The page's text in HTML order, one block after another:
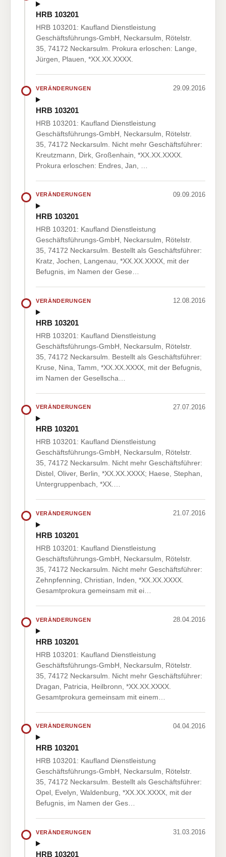
HRB 103201
HRB 103201: Kaufland Dienstleistung
Geschäftsführungs-GmbH, Neckarsulm, Rötelstr.
35, 74172 Neckarsulm. Prokura erloschen: Lange,
Jürgen, Plauen, *XX.XX.XXXX.
VERÄNDERUNGEN 29.09.2016
HRB 103201
HRB 103201: Kaufland Dienstleistung
Geschäftsführungs-GmbH, Neckarsulm, Rötelstr.
35, 74172 Neckarsulm. Nicht mehr Geschäftsführer:
Kreutzmann, Dirk, Großenhain, *XX.XX.XXXX.
Prokura erloschen: Endres, Jan, …
VERÄNDERUNGEN 09.09.2016
HRB 103201
HRB 103201: Kaufland Dienstleistung
Geschäftsführungs-GmbH, Neckarsulm, Rötelstr.
35, 74172 Neckarsulm. Bestellt als Geschäftsführer:
Kratz, Jochen, Langenau, *XX.XX.XXXX, mit der
Befugnis, im Namen der Gese…
VERÄNDERUNGEN 12.08.2016
HRB 103201
HRB 103201: Kaufland Dienstleistung
Geschäftsführungs-GmbH, Neckarsulm, Rötelstr.
35, 74172 Neckarsulm. Bestellt als Geschäftsführer:
Kruse, Nina, Tamm, *XX.XX.XXXX, mit der Befugnis,
im Namen der Gesellscha…
VERÄNDERUNGEN 27.07.2016
HRB 103201
HRB 103201: Kaufland Dienstleistung
Geschäftsführungs-GmbH, Neckarsulm, Rötelstr.
35, 74172 Neckarsulm. Nicht mehr Geschäftsführer:
Distel, Oliver, Berlin, *XX.XX.XXXX; Haese, Stephan,
Untergruppenbach, *XX.…
VERÄNDERUNGEN 21.07.2016
HRB 103201
HRB 103201: Kaufland Dienstleistung
Geschäftsführungs-GmbH, Neckarsulm, Rötelstr.
35, 74172 Neckarsulm. Nicht mehr Geschäftsführer:
Zehnpfenning, Christian, Inden, *XX.XX.XXXX.
Gesamtprokura gemeinsam mit ei…
VERÄNDERUNGEN 28.04.2016
HRB 103201
HRB 103201: Kaufland Dienstleistung
Geschäftsführungs-GmbH, Neckarsulm, Rötelstr.
35, 74172 Neckarsulm. Nicht mehr Geschäftsführer:
Dragan, Patricia, Heilbronn, *XX.XX.XXXX.
Gesamtprokura gemeinsam mit einem…
VERÄNDERUNGEN 04.04.2016
HRB 103201
HRB 103201: Kaufland Dienstleistung
Geschäftsführungs-GmbH, Neckarsulm, Rötelstr.
35, 74172 Neckarsulm. Bestellt als Geschäftsführer:
Opel, Evelyn, Waldenburg, *XX.XX.XXXX, mit der
Befugnis, im Namen der Ges…
VERÄNDERUNGEN 31.03.2016
HRB 103201